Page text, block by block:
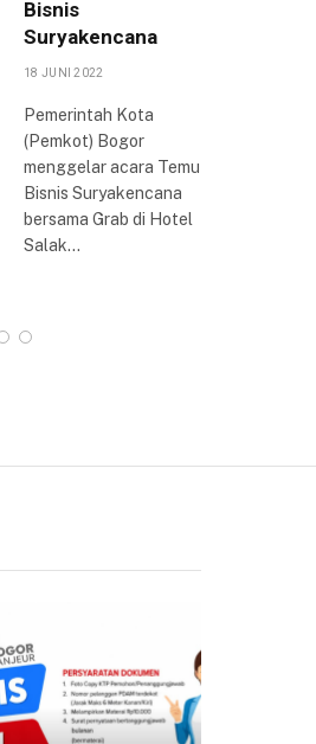
Bisnis
Suryakencana
18 JUNI 2022
Pemerintah Kota
(Pemkot) Bogor
menggelar acara Temu
Bisnis Suryakencana
bersama Grab di Hotel
Salak…